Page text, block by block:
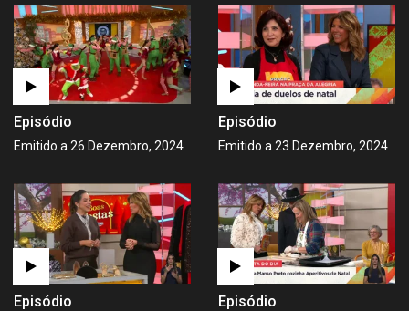
Episódio
Emitido a 26 Dezembro, 2024
Episódio
Emitido a 23 Dezembro, 2024
Episódio Episódio